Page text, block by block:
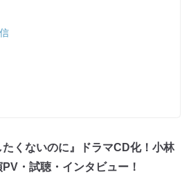
たくないのに』ドラマCD化！小林
・試聴・インタビュー！